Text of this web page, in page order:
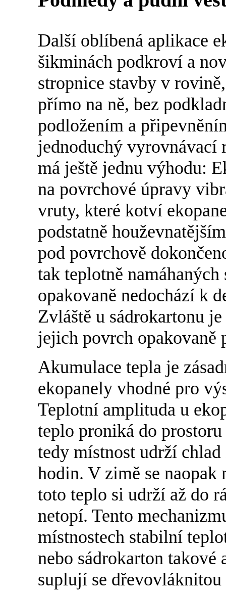
Další oblíbená aplikace
šikminách podkroví a
stropnice stavby v
přímo na ně, bez
podložením a
jednoduchý vyrovnávací
má ještě jednu výhodu:
na povrchové úpravy
vruty, které kotví
podstatně
pod povrchově
tak teplotně
opakovaně nedochází k
Zvláště u sádrokartonu
jejich povrch opakovaně
Akumulace tepla je
ekopanely vhodné pro
Teplotní amplituda u
teplo proniká do
tedy místnost udrží
hodin. V zimě se naopak
toto teplo si udrží až do
netopí. Tento
místnostech stabilní
nebo sádrokarton
suplují se